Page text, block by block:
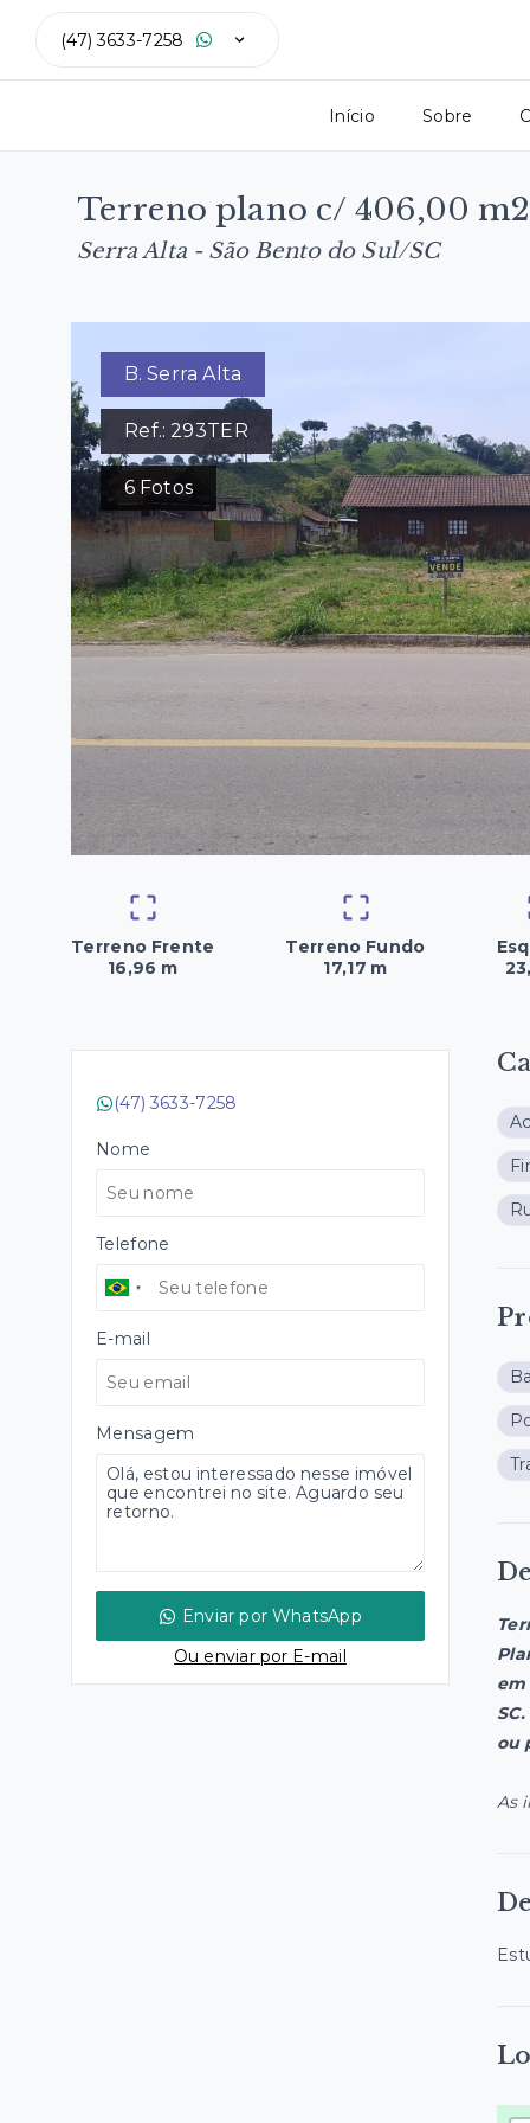
(47) 3633-7258
Início Sobre
Terreno plano c/ 406,00
Serra Alta - São Bento do Sul/SC
B. Serra Alta
Ref.: 293TER
6 Fotos
Terreno Frente
16,96 m
Terreno Fundo
17,17 m
(47) 3633-7258
Nome
Telefone
E-mail
Mensagem
Enviar por WhatsApp
Ou enviar por E-mail
em
ou
As